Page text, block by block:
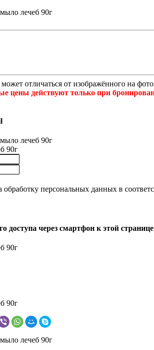
отличаться от изображённого на
цены действуют только при
90г
обработку персональных данных в
доступа через смартфон к этой странице
90г
90г